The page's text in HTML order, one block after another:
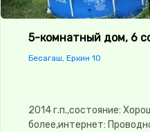
5-комнатный дом, 6
Бесагаш, Еркин 10
2014 г.п.,состояние:
более,интернет: